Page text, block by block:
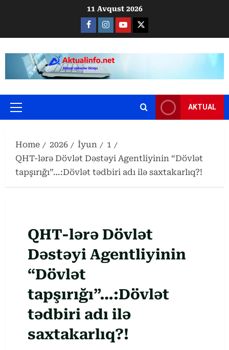
11 Avqust 2026
Facebook
Instagram
Youtube
X
Primary
AKTUAL
Home 2026 İyun
1
QHT-lərə Dövlət Dəstəyi Agentliyinin “Dövlət
tapşırığı”…:Dövlət tədbiri adı ilə saxtakarlıq?!
QHT-lərə Dövlət
Dəstəyi Agentliyinin
“Dövlət
tapşırığı”…:Dövlət
tədbiri adı ilə
saxtakarlıq?!